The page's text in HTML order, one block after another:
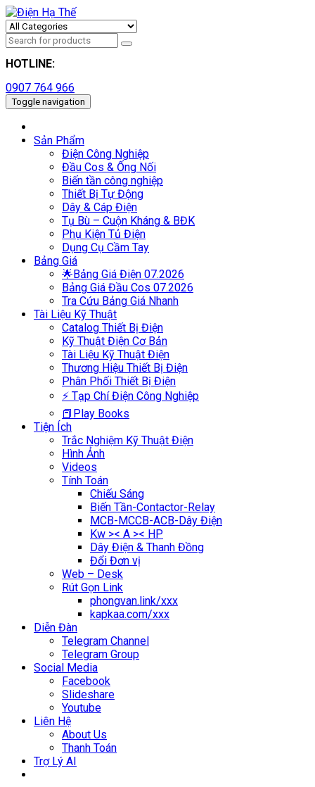
HOTLINE:
0907 764 966
Toggle navigation
Sản Phẩm
Điện Công Nghiệp
Đầu Cos & Ống Nối
Biến tần công nghiệp
Thiết Bị Tự Động
Dây & Cáp Điện
Tụ Bù – Cuộn Kháng & BĐK
Phụ Kiện Tủ Điện
Dụng Cụ Cầm Tay
Bảng Giá
🌟Bảng Giá Điện 07.2026
Bảng Giá Đầu Cos 07.2026
Tra Cứu Bảng Giá Nhanh
Tài Liệu Kỹ Thuật
Catalog Thiết Bị Điện
Kỹ Thuật Điện Cơ Bản
Tài Liệu Kỹ Thuật Điện
Thương Hiệu Thiết Bị Điện
Phân Phối Thiết Bị Điện
⚡ Tạp Chí Điện Công Nghiệp
📕Play Books
Tiện Ích
Trắc Nghiệm Kỹ Thuật Điện
Hình Ảnh
Videos
Tính Toán
Chiếu Sáng
Biến Tần-Contactor-Relay
MCB-MCCB-ACB-Dây Điện
Kw >< A >< HP
Dây Điện & Thanh Đồng
Đổi Đơn vị
Web – Desk
Rút Gọn Link
phongvan.link/xxx
kapkaa.com/xxx
Diễn Đàn
Telegram Channel
Telegram Group
Social Media
Facebook
Slideshare
Youtube
Liên Hệ
About Us
Thanh Toán
Trợ Lý AI